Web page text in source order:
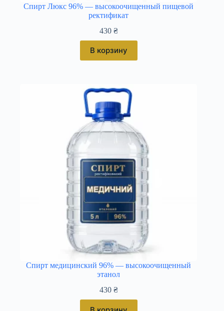
Спирт Люкс 96% — высокоочищенный пищевой
ректификат
430 ₴
В корзину
Спирт медицинский 96% — высокоочищенный
этанол
430 ₴